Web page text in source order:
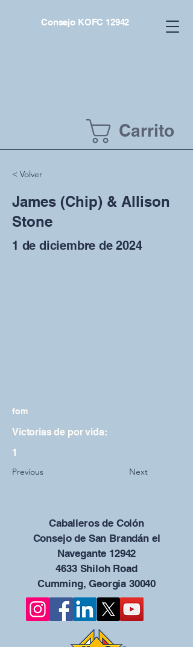
Consejo KOFC 12942
Carrito
< Volver
James (Chip) & Allison
Stone
1 de diciembre de 2024
fom
Victorias de por vida:
1
Previous Next
Caballeros de Colón
Consejo de San Brandán el
Navegante 12942
4633 Shiloh Road
Cumming, Georgia 30040